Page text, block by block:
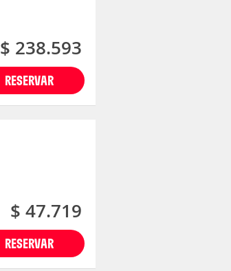
RESERVAR
$ 238.593
RESERVAR
$ 47.719